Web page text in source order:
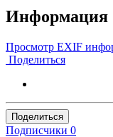
Информация
Просмотр EXIF
Поделиться
Поделиться
Подписчики 0